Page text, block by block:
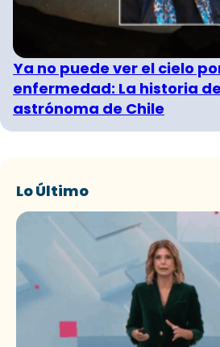
Ya no puede ver el cielo
enfermedad: La historia
astrónoma de Chile
Lo Último